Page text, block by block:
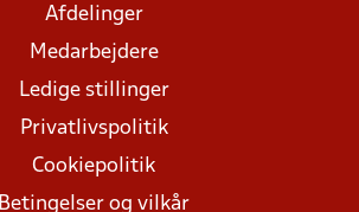
Afdelinger
Medarbejdere
Ledige stillinger
Privatlivspolitik
Cookiepolitik
Betingelser og vilkår